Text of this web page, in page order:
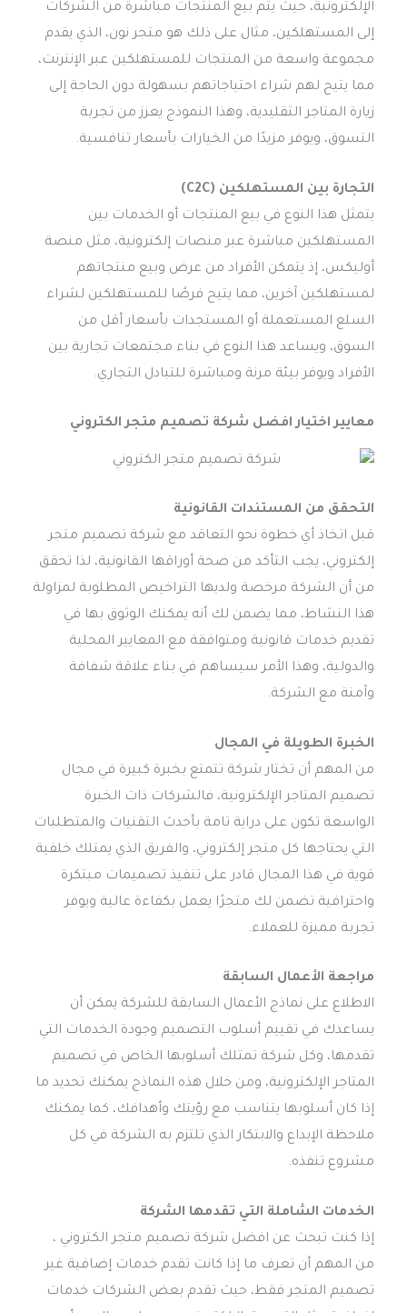
الإلكترونية، حيث يتم بيع المنتجات مباشرة من الشركات
إلى المستهلكين، مثال على ذلك هو متجر نون، الذي يقدم
مجموعة واسعة من المنتجات للمستهلكين عبر الإنترنت،
مما يتيح لهم شراء احتياجاتهم بسهولة دون الحاجة إلى
زيارة المتاجر التقليدية، وهذا النموذج يعزز من تجربة
التسوق، ويوفر مزيدًا من الخيارات بأسعار تنافسية.
التجارة بين المستهلكين (C2C)
يتمثل هذا النوع في بيع المنتجات أو الخدمات بين
المستهلكين مباشرة عبر منصات إلكترونية، مثل منصة
أوليكس، إذ يتمكن الأفراد من عرض وبيع منتجاتهم
لمستهلكين آخرين، مما يتيح فرصًا للمستهلكين لشراء
السلع المستعملة أو المستجدات بأسعار أقل من
السوق، ويساعد هذا النوع في بناء مجتمعات تجارية بين
الأفراد ويوفر بيئة مرنة ومباشرة للتبادل التجاري.
معايير اختيار افضل شركة تصميم متجر الكتروني
التحقق من المستندات القانونية
قبل اتخاذ أي خطوة نحو التعاقد مع شركة تصميم متجر
إلكتروني، يجب التأكد من صحة أوراقها القانونية، لذا تحقق
من أن الشركة مرخصة ولديها التراخيص المطلوبة لمزاولة
هذا النشاط، مما يضمن لك أنه يمكنك الوثوق بها في
تقديم خدمات قانونية ومتوافقة مع المعايير المحلية
والدولية، وهذا الأمر سيساهم في بناء علاقة شفافة
وآمنة مع الشركة.
الخبرة الطويلة في المجال
من المهم أن تختار شركة تتمتع بخبرة كبيرة في مجال
تصميم المتاجر الإلكترونية، فالشركات ذات الخبرة
الواسعة تكون على دراية تامة بأحدث التقنيات والمتطلبات
التي يحتاجها كل متجر إلكتروني، والفريق الذي يمتلك خلفية
قوية في هذا المجال قادر على تنفيذ تصميمات مبتكرة
واحترافية تضمن لك متجرًا يعمل بكفاءة عالية ويوفر
تجربة مميزة للعملاء.
مراجعة الأعمال السابقة
الاطلاع على نماذج الأعمال السابقة للشركة يمكن أن
يساعدك في تقييم أسلوب التصميم وجودة الخدمات التي
تقدمها، وكل شركة تمتلك أسلوبها الخاص في تصميم
المتاجر الإلكترونية، ومن خلال هذه النماذج يمكنك تحديد ما
إذا كان أسلوبها يتناسب مع رؤيتك وأهدافك، كما يمكنك
ملاحظة الإبداع والابتكار الذي تلتزم به الشركة في كل
مشروع تنفذه.
الخدمات الشاملة التي تقدمها الشركة
إذا كنت تبحث عن افضل شركة تصميم متجر الكتروني ،
من المهم أن تعرف ما إذا كانت تقدم خدمات إضافية غير
تصميم المتجر فقط، حيث تقدم بعض الشركات خدمات